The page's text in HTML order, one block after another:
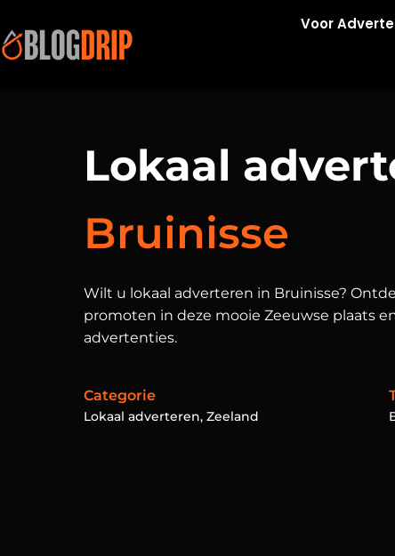
Voor
Lokaal
Bruinisse
Wilt u lokaal adverteren in Bruinisse?
promoten in deze mooie Zeeuwse plaats
advertenties.
Categorie
Lokaal adverteren,Zeeland